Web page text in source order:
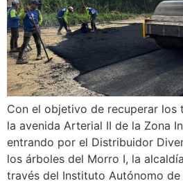
Con el objetivo de recuperar los
la avenida Arterial II de la Zona
entrando por el Distribuidor
los árboles del Morro I, la
través del Instituto Autónomo